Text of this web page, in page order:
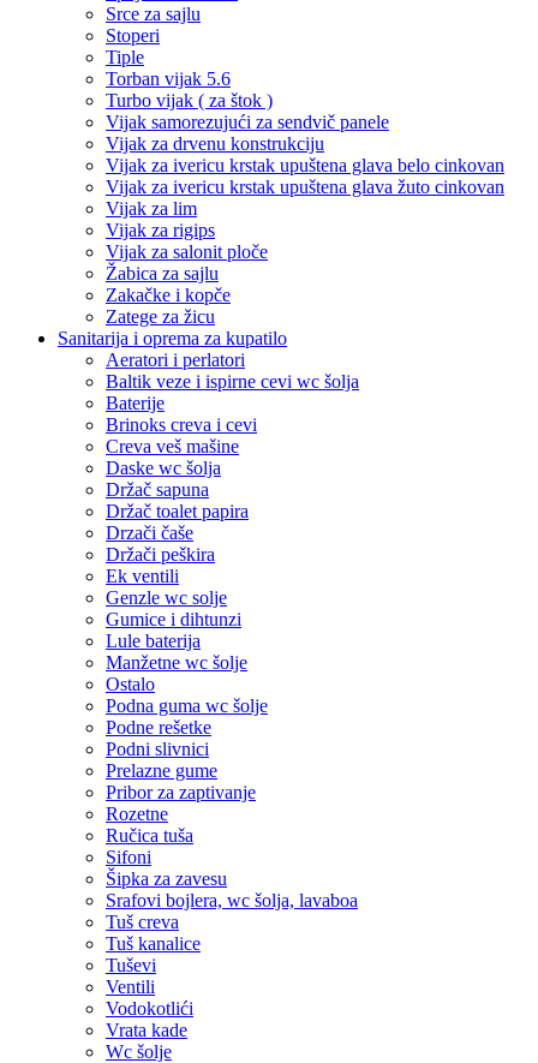
Srce za sajlu
Stoperi
Tiple
Torban vijak 5.6
Turbo vijak ( za štok )
Vijak samorezujući za sendvič panele
Vijak za drvenu konstrukciju
Vijak za ivericu krstak upuštena glava belo cinkovan
Vijak za ivericu krstak upuštena glava žuto cinkovan
Vijak za lim
Vijak za rigips
Vijak za salonit ploče
Žabica za sajlu
Zakačke i kopče
Zatege za žicu
Sanitarija i oprema za kupatilo
Aeratori i perlatori
Baltik veze i ispirne cevi wc šolja
Baterije
Brinoks creva i cevi
Creva veš mašine
Daske wc šolja
Držač sapuna
Držač toalet papira
Drzači čaše
Držači peškira
Ek ventili
Genzle wc solje
Gumice i dihtunzi
Lule baterija
Manžetne wc šolje
Ostalo
Podna guma wc šolje
Podne rešetke
Podni slivnici
Prelazne gume
Pribor za zaptivanje
Rozetne
Ručica tuša
Sifoni
Šipka za zavesu
Srafovi bojlera, wc šolja, lavaboa
Tuš creva
Tuš kanalice
Tuševi
Ventili
Vodokotlići
Vrata kade
Wc šolje